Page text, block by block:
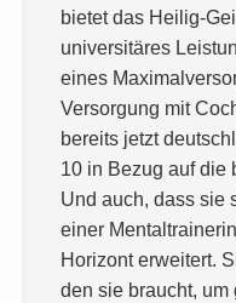
bietet das Heilig-
universitäres
eines
Versorgung mit
bereits jetzt
10 in Bezug auf die
Und auch, dass sie
einer
Horizont erweitert.
den sie braucht,